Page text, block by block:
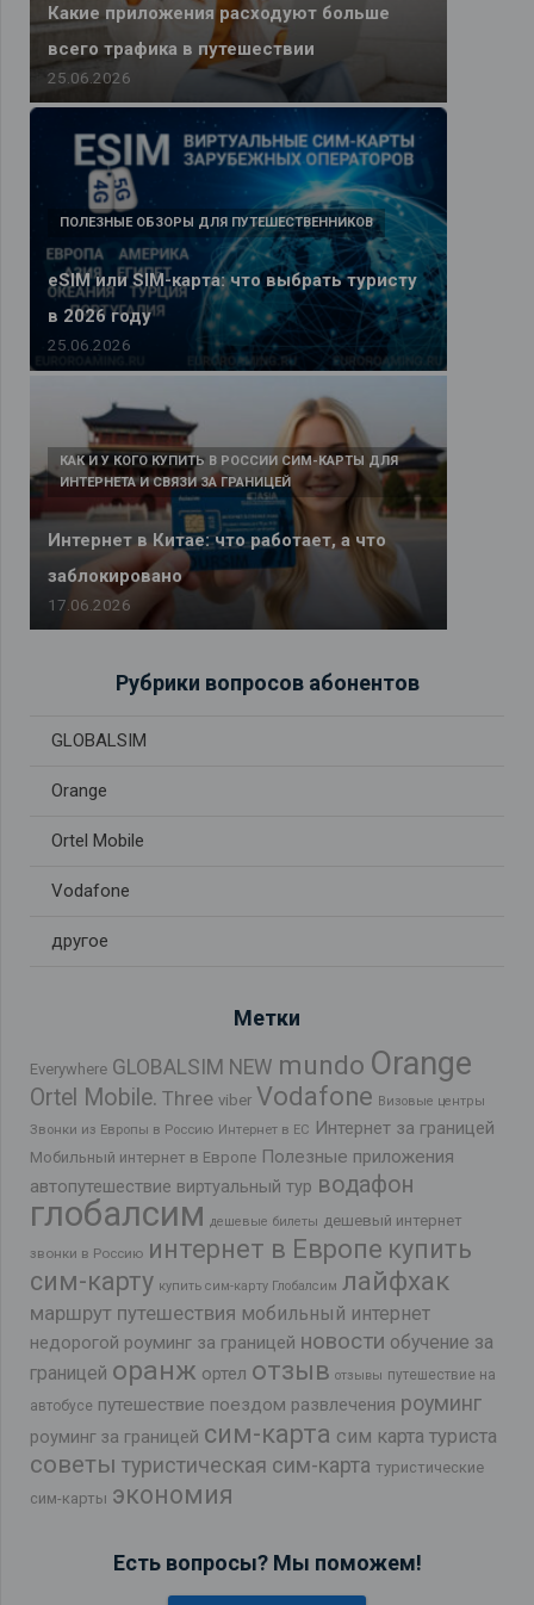
Какие приложения расходуют больше
всего трафика в путешествии
25.06.2026
eSIM или SIM-карта: что выбрать туристу
в 2026 году
ПОЛЕЗНЫЕ ОБЗОРЫ ДЛЯ ПУТЕШЕСТВЕННИКОВ
25.06.2026
Интернет в Китае: что работает, а что
заблокировано
КАК И У КОГО КУПИТЬ В РОССИИ СИМ-КАРТЫ ДЛЯ
ИНТЕРНЕТА И СВЯЗИ ЗА ГРАНИЦЕЙ
17.06.2026
Рубрики вопросов абонентов
GLOBALSIM
Orange
Ortel Mobile
Vodafone
другое
Метки
Everywhere GLOBALSIM NEW mundo Orange
Ortel Mobile. Three viber Vodafone Визовые центры
Звонки из Европы в Россию Интернет в ЕС Интернет за границей
Мобильный интернет в Европе Полезные приложения
автопутешествие виртуальный тур водафон
глобалсим дешевые билеты дешевый интернет
звонки в Россию интернет в Европе купить
сим-карту купить сим-карту Глобалсим лайфхак
маршрут путешествия мобильный интернет
недорогой роуминг за границей новости обучение за
границей оранж ортел отзыв отзывы путешествие на
автобусе путешествие поездом развлечения роуминг
роуминг за границей сим-карта сим карта туриста
советы туристическая сим-карта туристические
сим-карты экономия
Есть вопросы? Мы поможем!